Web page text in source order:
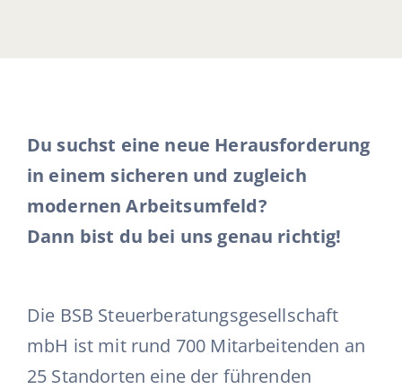
Du suchst eine neue Herausforderung
in einem sicheren und zugleich
modernen Arbeitsumfeld?
Dann bist du bei uns genau richtig!
Die BSB Steuerberatungsgesellschaft
mbH ist mit rund 700 Mitarbeitenden an
25 Standorten eine der führenden